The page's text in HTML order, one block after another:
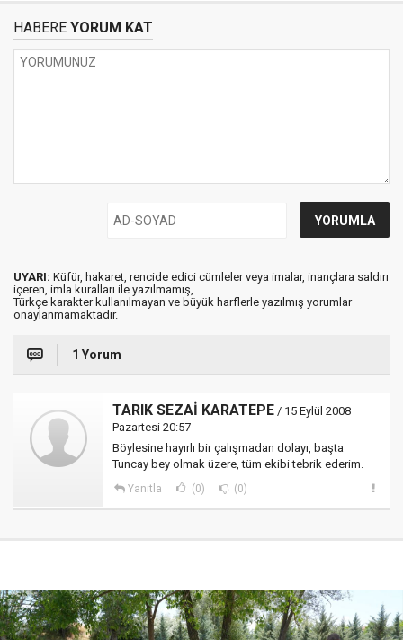
HABERE YORUM KAT
UYARI: Küfür, hakaret, rencide edici cümleler veya imalar, inançlara saldırı
içeren, imla kuralları ile yazılmamış,
Türkçe karakter kullanılmayan ve büyük harflerle yazılmış yorumlar
onaylanmamaktadır.
1 Yorum
TARIK SEZAİ KARATEPE / 15 Eylül 2008
Pazartesi 20:57
Böylesine hayırlı bir çalışmadan dolayı, başta
Tuncay bey olmak üzere, tüm ekibi tebrik ederim.
Yanıtla (0) (0)